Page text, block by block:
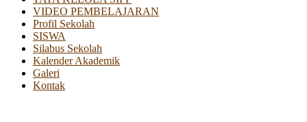
VIDEO PEMBELAJARAN
Profil Sekolah
SISWA
Silabus Sekolah
Kalender Akademik
Galeri
Kontak